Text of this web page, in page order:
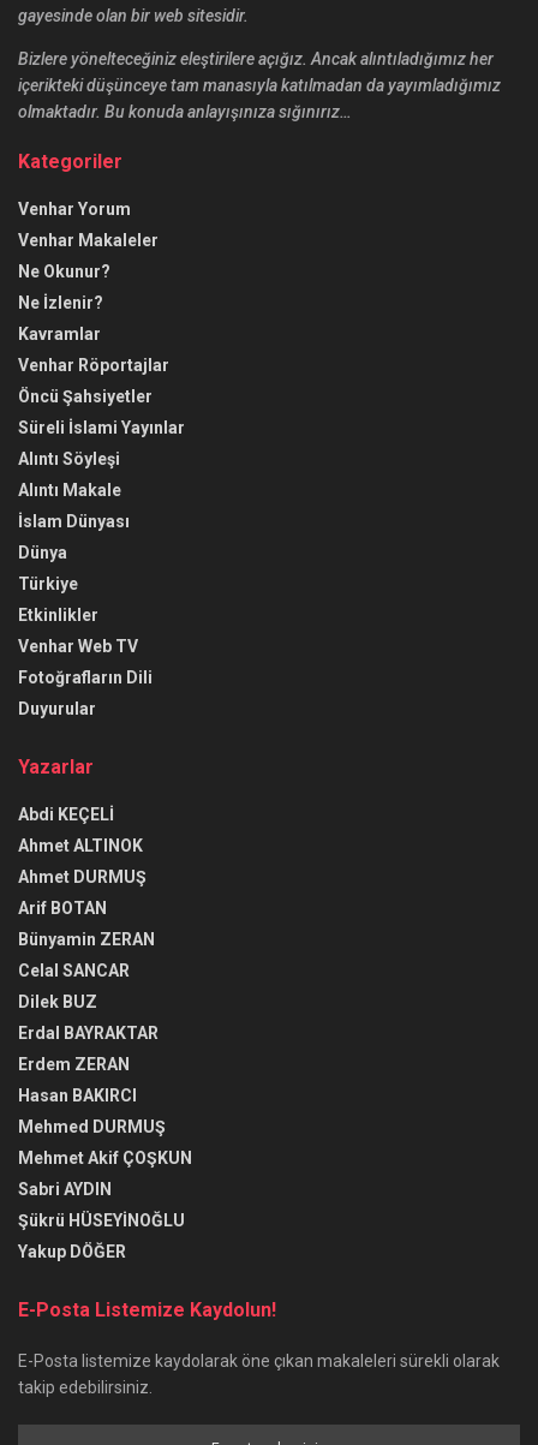
gayesinde olan bir web sitesidir.
Bizlere yönelteceğiniz eleştirilere açığız. Ancak alıntıladığımız her
içerikteki düşünceye tam manasıyla katılmadan da yayımladığımız
olmaktadır. Bu konuda anlayışınıza sığınırız…
Kategoriler
Venhar Yorum
Venhar Makaleler
Ne Okunur?
Ne İzlenir?
Kavramlar
Venhar Röportajlar
Öncü Şahsiyetler
Süreli İslami Yayınlar
Alıntı Söyleşi
Alıntı Makale
İslam Dünyası
Dünya
Türkiye
Etkinlikler
Venhar Web TV
Fotoğrafların Dili
Duyurular
Yazarlar
Abdi KEÇELİ
Ahmet ALTINOK
Ahmet DURMUŞ
Arif BOTAN
Bünyamin ZERAN
Celal SANCAR
Dilek BUZ
Erdal BAYRAKTAR
Erdem ZERAN
Hasan BAKIRCI
Mehmed DURMUŞ
Mehmet Akif ÇOŞKUN
Sabri AYDIN
Şükrü HÜSEYİNOĞLU
Yakup DÖĞER
E-Posta Listemize Kaydolun!
E-Posta listemize kaydolarak öne çıkan makaleleri sürekli olarak
takip edebilirsiniz.